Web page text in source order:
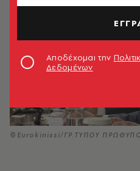
©Eurokinissi/ΓΡ.ΤΥΠΟΥ
Αποδέχομαι την
Δεδομένων